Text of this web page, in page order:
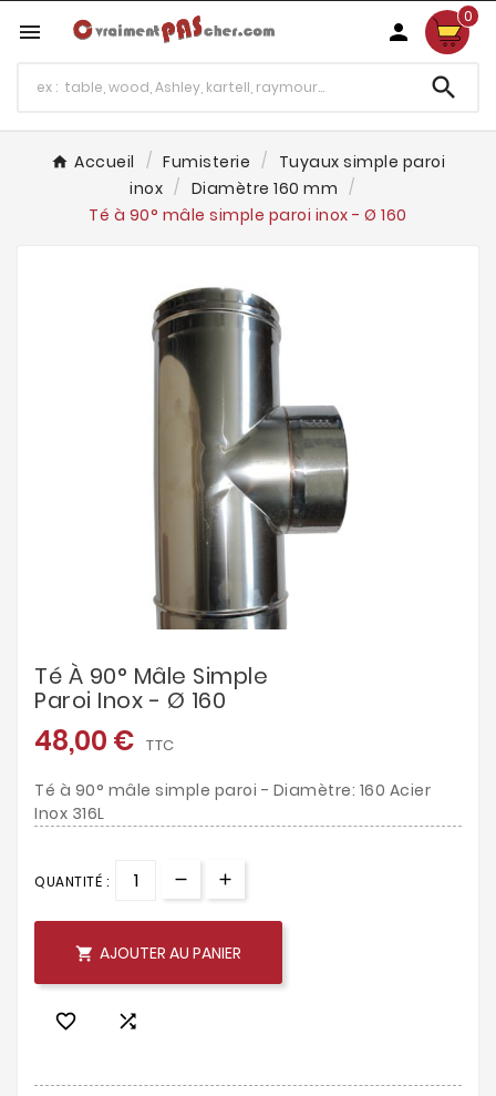
 
0

Accueil Fumisterie
Tuyaux simple paroi
inox
Diamètre 160 mm
Té à 90° mâle simple paroi inox - Ø 160
Té À 90° Mâle Simple
Paroi Inox - Ø 160
48,00 € TTC
Té à 90° mâle simple paroi - Diamètre: 160 Acier
Inox 316L
QUANTITÉ :
 AJOUTER AU PANIER
 